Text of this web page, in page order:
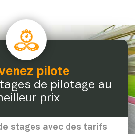
pilote
de pilotage au
prix
stages avec des tarifs